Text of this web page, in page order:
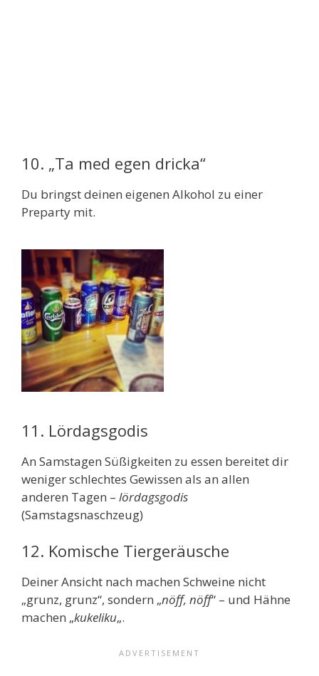
10. „Ta med egen dricka“
Du bringst deinen eigenen Alkohol zu einer
Preparty mit.
11. Lördagsgodis
An Samstagen Süßigkeiten zu essen bereitet dir
weniger schlechtes Gewissen als an allen
anderen Tagen – lördagsgodis
(Samstagsnaschzeug)
12. Komische Tiergeräusche
Deiner Ansicht nach machen Schweine nicht
„grunz, grunz“, sondern „nöff, nöff“ – und Hähne
machen „kukeliku„.